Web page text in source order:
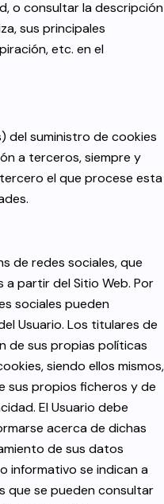
o consultar la descripción
sus principales
etc. en el
del suministro de cookies
a terceros, siempre y
el que procese esta
de redes sociales, que
a partir del Sitio Web. Por
sociales pueden
Usuario. Los titulares de
de sus propias políticas
siendo ellos mismos,
sus propios ficheros y de
El Usuario debe
acerca de dichas
de sus datos
informativo se indican a
que se pueden consultar